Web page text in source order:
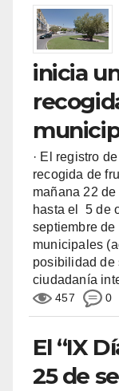
inicia
· El registro
recogida de
mañana 22
hasta el 5 de
septiembre
municipales
posibilidad de
ciudadanía
457 0
El “IX
25 de